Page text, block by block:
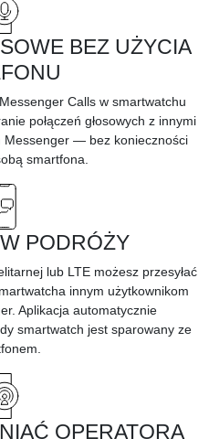
BEZ UŻYCIA
Calls w smartwatchu
połączeń głosowych z innymi
Messenger — bez konieczności
smartfona.
PODRÓŻY
lub LTE możesz przesyłać
innym użytkownikom
Aplikacja automatycznie
smartwatch jest sparowany ze
OPERATORA